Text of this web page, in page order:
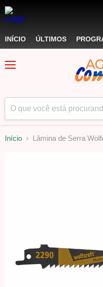
INÍCIO ÚLTIMOS
Início Lâmina de Serra